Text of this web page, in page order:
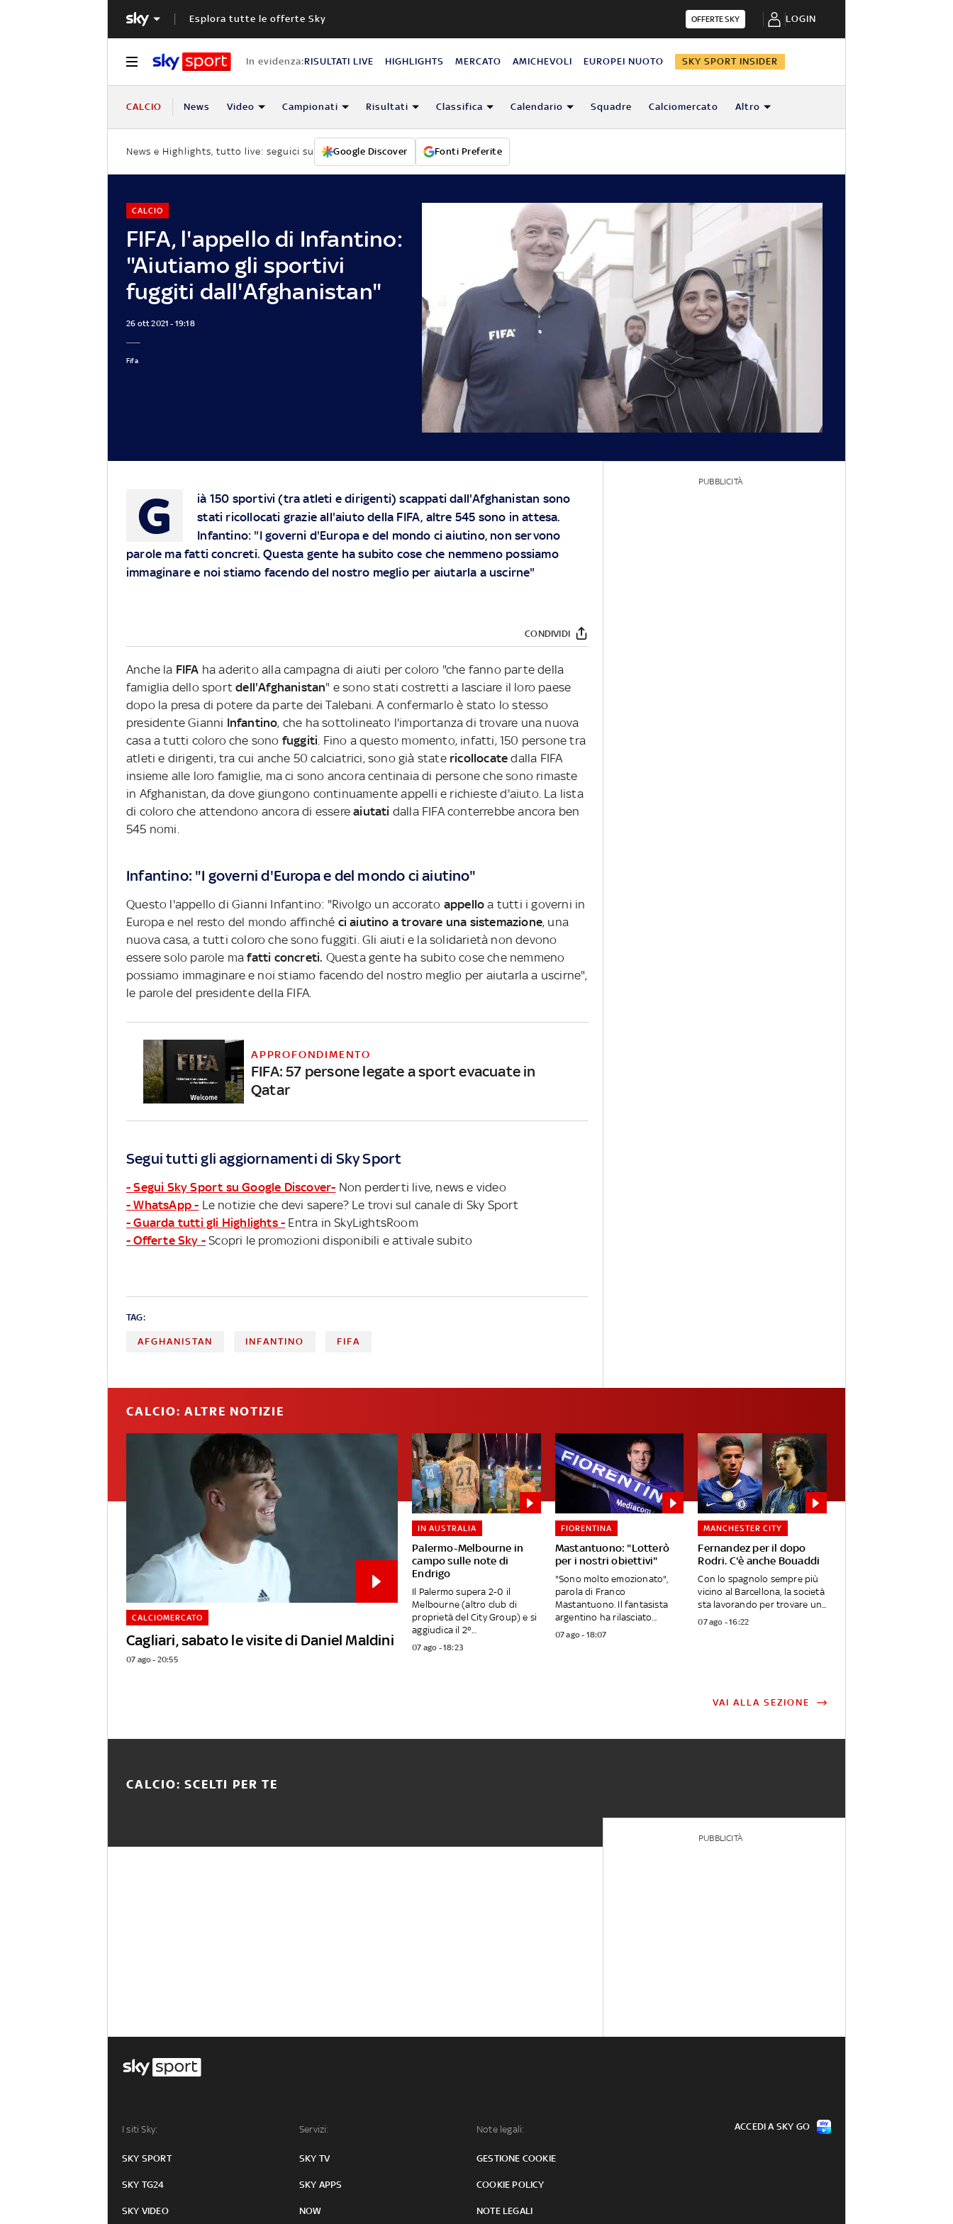
Esplora tutte le offerte Sky OFFERTE SKY LOGIN
In evidenza:RISULTATI LIVE HIGHLIGHTS MERCATO AMICHEVOLI EUROPEI NUOTO SKY SPORT INSIDER
CALCIO News Video Campionati Risultati Classifica Calendario Squadre Calciomercato Altro
News e Highlights, tutto live: seguici su Google Discover Fonti Preferite
FIFA, l'appello di Infantino:
"Aiutiamo gli sportivi
fuggiti dall'Afghanistan"
CALCIO
26 ott 2021 - 19:18
Fifa
G
ià 150 sportivi (tra atleti e dirigenti) scappati dall'Afghanistan sono
stati ricollocati grazie all'aiuto della FIFA, altre 545 sono in attesa.
Infantino: "I governi d'Europa e del mondo ci aiutino, non servono
parole ma fatti concreti. Questa gente ha subito cose che nemmeno possiamo
immaginare e noi stiamo facendo del nostro meglio per aiutarla a uscirne"
CONDIVIDI
Anche la FIFA ha aderito alla campagna di aiuti per coloro "che fanno parte della
famiglia dello sportdell'Afghanistan" e sono stati costretti a lasciare il loro paese
dopo la presa di potere da parte dei Talebani. A confermarlo è stato lo stesso
presidente Gianni Infantino, che ha sottolineato l'importanza di trovare una nuova
casa a tutti coloro che sono fuggiti. Fino a questo momento, infatti, 150 persone tra
atleti e dirigenti, tra cui anche 50 calciatrici, sono già state ricollocatedalla FIFA
insieme alle loro famiglie, ma ci sono ancora centinaia di persone che sono rimaste
in Afghanistan, da dove giungono continuamente appelli e richieste d'aiuto. La lista
di coloro che attendono ancora di essereaiutati dalla FIFA conterrebbe ancora ben
545 nomi.
Infantino: "I governi d'Europa e del mondo ci aiutino"
Questo l'appello di Gianni Infantino: "Rivolgo un accorato appelloa tutti i governi in
Europa e nel resto del mondo affinché ci aiutino a trovare una sistemazione, una
nuova casa, a tutti coloro che sono fuggiti. Gli aiuti e la solidarietà non devono
essere solo parole ma fatti concreti. Questa gente ha subito cose che nemmeno
possiamo immaginare e noi stiamo facendo del nostro meglio per aiutarla a uscirne",
le parole del presidente della FIFA.
APPROFONDIMENTO
FIFA: 57 persone legate a sport evacuate in
Qatar
Segui tutti gli aggiornamenti di Sky Sport
- Segui Sky Sport su Google Discover- Non perderti live, news e video
- WhatsApp - Le notizie che devi sapere? Le trovi sul canale di Sky Sport
- Guarda tutti gli Highlights - Entra in SkyLightsRoom
- Offerte Sky - Scopri le promozioni disponibili e attivale subito
TAG:
AFGHANISTAN INFANTINO FIFA
PUBBLICITÀ
CALCIO: ALTRE NOTIZIE
Cagliari, sabato le visite di Daniel Maldini
CALCIOMERCATO
07 ago - 20:55
Palermo-Melbourne in
campo sulle note di
Endrigo
IN AUSTRALIA
Il Palermo supera 2-0 il
Melbourne (altro club di
proprietà del City Group) e si
aggiudica il 2°...
07 ago - 18:23
Mastantuono: "Lotterò
per i nostri obiettivi"
FIORENTINA
"Sono molto emozionato",
parola di Franco
Mastantuono. Il fantasista
argentino ha rilasciato...
07 ago - 18:07
Fernandez per il dopo
Rodri. C'è anche Bouaddi
MANCHESTER CITY
Con lo spagnolo sempre più
vicino al Barcellona, la società
sta lavorando per trovare un...
07 ago - 16:22
VAI ALLA SEZIONE
CALCIO: SCELTI PER TE
PUBBLICITÀ
I siti Sky:
SKY SPORT
SKY TG24
SKY VIDEO
Servizi:
SKY TV
SKY APPS
NOW
Note legali:
GESTIONE COOKIE
COOKIE POLICY
NOTE LEGALI
ACCEDI A SKY GO